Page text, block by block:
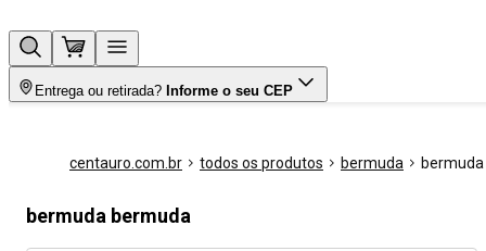
Entrega ou retirada? Informe o seu CEP
centauro.com.br todos os produtos bermuda bermuda
bermuda bermuda